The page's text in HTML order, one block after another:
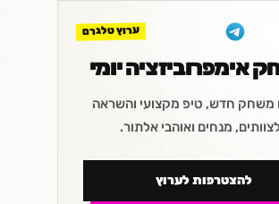
ערוץ טלגרם
אימפרוביזציה יומי
משחק חדש, טיפ מקצועי והשראה
מנחים ואוהבי אלתור.
להצטרפות לערוץ